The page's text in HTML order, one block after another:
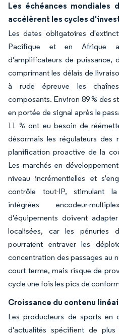
Les échéances mondiales
accélèrent les cycles
Les dates obligatoires
Pacifique et en Afrique
d'amplificateurs de puissance,
comprimant les délais de
à rude épreuve les
composants. Environ 89 % des
en portée de signal après le
11 % ont eu besoin de
désormais les régulateurs des
planification proactive de la
Les marchés en
niveau incrémentielles et
contrôle tout-IP, stimulant
intégrées encodeur-
d'équipements doivent
localisées, car les pénuries
pourraient entraver les
concentration des passages au
court terme, mais risque de
cycle une fois les pics de
Croissance du contenu
Les producteurs de sports en
d'actualités spécifient de